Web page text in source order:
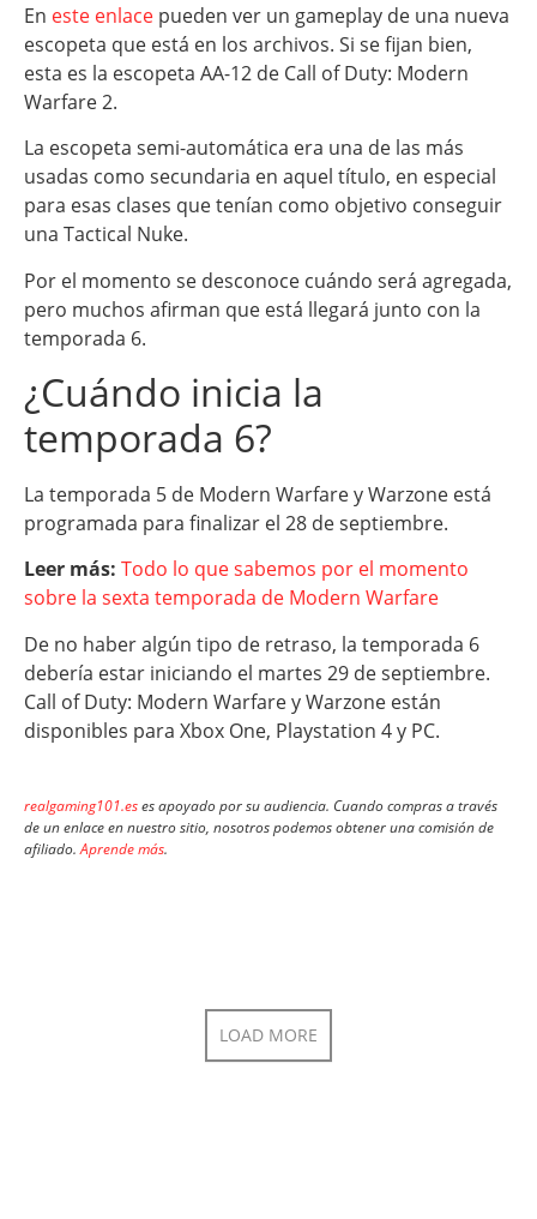
En este enlace pueden ver un gameplay de una nueva
escopeta que está en los archivos. Si se fijan bien,
esta es la escopeta AA-12 de Call of Duty: Modern
Warfare 2.
La escopeta semi-automática era una de las más
usadas como secundaria en aquel título, en especial
para esas clases que tenían como objetivo conseguir
una Tactical Nuke.
Por el momento se desconoce cuándo será agregada,
pero muchos afirman que está llegará junto con la
temporada 6.
¿Cuándo inicia la
temporada 6?
La temporada 5 de Modern Warfare y Warzone está
programada para finalizar el 28 de septiembre.
Leer más: Todo lo que sabemos por el momento
sobre la sexta temporada de Modern Warfare
De no haber algún tipo de retraso, la temporada 6
debería estar iniciando el martes 29 de septiembre.
Call of Duty: Modern Warfare y Warzone están
disponibles para Xbox One, Playstation 4 y PC.
realgaming101.eses apoyado por su audiencia. Cuando compras a través
de un enlace en nuestro sitio, nosotros podemos obtener una comisión de
afiliado.Aprende más.
LOAD MORE